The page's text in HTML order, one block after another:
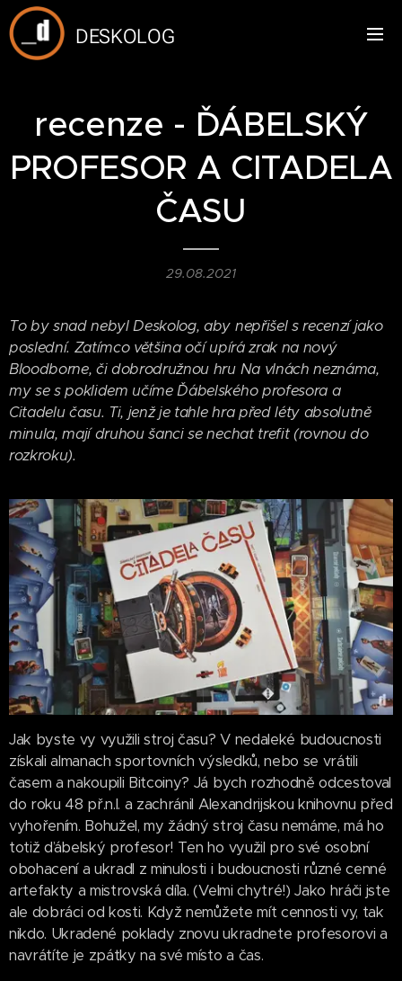
DESKOLOG
recenze - ĎÁBELSKÝ
PROFESOR A CITADELA
ČASU
29.08.2021
To by snad nebyl Deskolog, aby nepřišel s recenzí jako
poslední. Zatímco většina očí upírá zrak na nový
Bloodborne, či dobrodružnou hru Na vlnách neznáma,
my se s poklidem učíme Ďábelského profesora a
Citadelu času. Ti, jenž je tahle hra před léty absolutně
minula, mají druhou šanci se nechat trefit (rovnou do
rozkroku).
Jak byste vy využili stroj času? V nedaleké budoucnosti
získali almanach sportovních výsledků, nebo se vrátili
časem a nakoupili Bitcoiny? Já bych rozhodně odcestoval
do roku 48 př.n.l. a zachránil Alexandrijskou knihovnu před
vyhořením. Bohužel, my žádný stroj času nemáme, má ho
totiž ďábelský profesor! Ten ho využil pro své osobní
obohacení a ukradl z minulosti i budoucnosti různé cenné
artefakty a mistrovská díla. (Velmi chytré!) Jako hráči jste
ale dobráci od kosti. Když nemůžete mít cennosti vy, tak
nikdo. Ukradené poklady znovu ukradnete profesorovi a
navrátíte je zpátky na své místo a čas.